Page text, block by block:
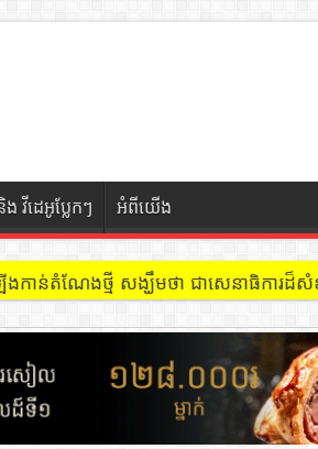
វីដេអូប្លែកៗ អំពីយើង
ទប់បើកល្បែងសុីសង នៅជាន់ទី៩ បន្ទប់ ៩០២ !